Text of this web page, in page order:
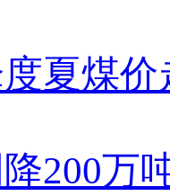
夏煤价
200万